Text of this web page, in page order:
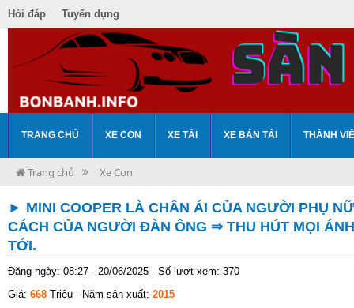
Hỏi đáp Tuyển dụng
TRANG CHỦ XE CON XE TẢI XE BÁN TẢI THÀNH
Trang chủ Xe Con
► MINI COOPER LÀ CHÂN ÁI CỦA NGƯỜI PHỤ
CÁCH CỦA NGƯỜI ĐÀN ÔNG ⇒ THU HÚT MỌI
TỚI.
Đăng ngày: 08:27 - 20/06/2025 - Số lượt xem: 370
Giá: 668 Triệu - Năm sản xuất: 2015